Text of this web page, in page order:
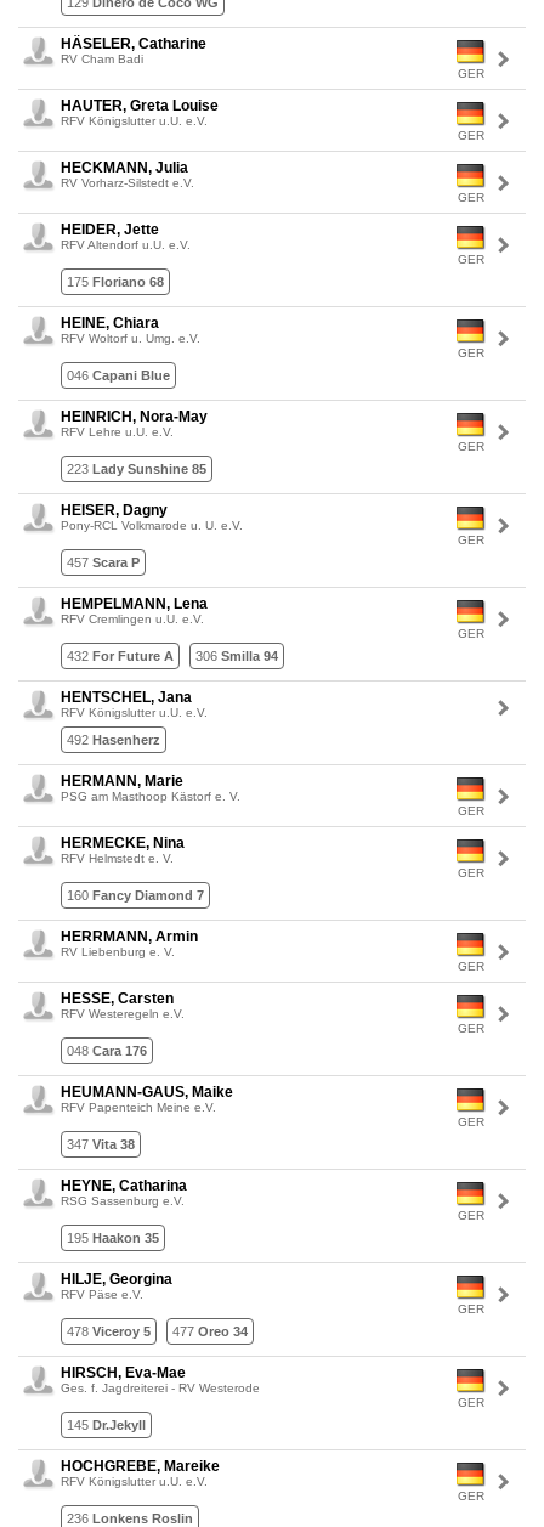
GER
HÄSELER, Catharine
RV Cham Badi
GER
HAUTER, Greta Louise
RFV Königslutter u.U. e.V.
GER
HECKMANN, Julia
RV Vorharz-Silstedt e.V.
GER
HEIDER, Jette
RFV Altendorf u.U. e.V.
175 Floriano 68
GER
HEINE, Chiara
RFV Woltorf u. Umg. e.V.
046 Capani Blue
GER
HEINRICH, Nora-May
RFV Lehre u.U. e.V.
223 Lady Sunshine 85
GER
HEISER, Dagny
Pony-RCL Volkmarode u. U. e.V.
457 Scara P
GER
HEMPELMANN, Lena
RFV Cremlingen u.U. e.V.
432 For Future A 306 Smilla 94
HENTSCHEL, Jana
RFV Königslutter u.U. e.V.
492 Hasenherz
GER
HERMANN, Marie
PSG am Masthoop Kästorf e. V.
GER
HERMECKE, Nina
RFV Helmstedt e. V.
160 Fancy Diamond 7
GER
HERRMANN, Armin
RV Liebenburg e. V.
GER
HESSE, Carsten
RFV Westeregeln e.V.
048 Cara 176
GER
HEUMANN-GAUS, Maike
RFV Papenteich Meine e.V.
347 Vita 38
GER
HEYNE, Catharina
RSG Sassenburg e.V.
195 Haakon 35
GER
HILJE, Georgina
RFV Päse e.V.
478 Viceroy 5 477 Oreo 34
GER
HIRSCH, Eva-Mae
Ges. f. Jagdreiterei - RV Westerode
145 Dr.Jekyll
GER
HOCHGREBE, Mareike
RFV Königslutter u.U. e.V.
236 Lonkens Roslin